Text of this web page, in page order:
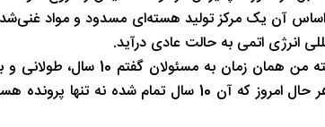
اساس آن یک مرکز تولید هسته‌ای مسدود و مواد
انرژی اتمی به حالت عادی درآید.
حضرت آیت‌الله خامنه‌ای
قبول نکنند اما قبول کردند ولی به هر حال امروز که